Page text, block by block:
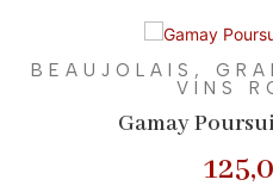
BEAUJOLAIS ,
VINS
Gamay